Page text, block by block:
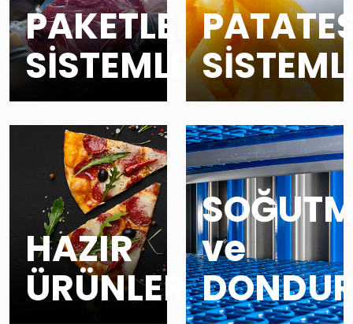
PAKETLEME
SİSTEMLERİ
HAZIR
ÜRÜNLER
ve